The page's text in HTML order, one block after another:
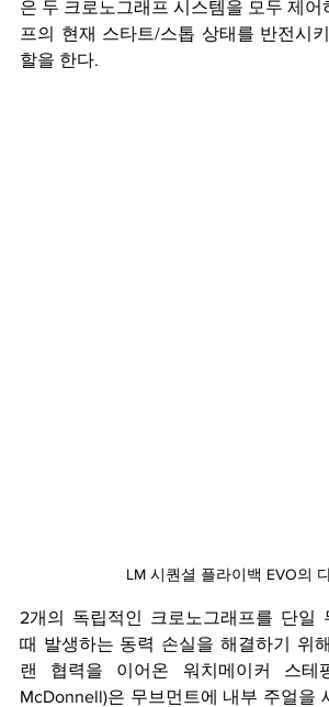
은 두 크로노그래프 시스템을 모두 제어
프의 현재 스타트/스톱 상태를 반전시
할을 한다.
LM 시퀀셜 플라이백 EVO의
2개의 독립적인 크로노그래프를 단일
때 발생하는 동력 손실을 해결하기 위
랜 협력을 이어온 워치메이커 스테
McDonnell)은 무브먼트에 내부 주얼을